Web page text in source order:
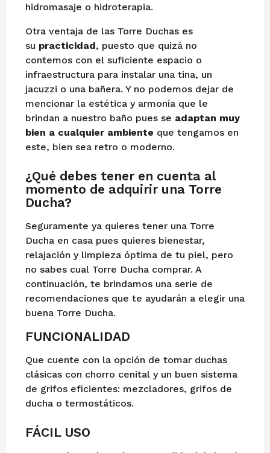
hidromasaje o hidroterapia.
Otra ventaja de las Torre Duchas es
su practicidad, puesto que quizá no
contemos con el suficiente espacio o
infraestructura para instalar una tina, un
jacuzzi o una bañera. Y no podemos dejar de
mencionar la estética y armonía que le
brindan a nuestro baño pues se adaptan muy
bien a cualquier ambiente que tengamos en
este, bien sea retro o moderno.
¿Qué debes tener en cuenta al
momento de adquirir una Torre
Ducha?
Seguramente ya quieres tener una Torre
Ducha en casa pues quieres bienestar,
relajación y limpieza óptima de tu piel, pero
no sabes cual Torre Ducha comprar. A
continuación, te brindamos una serie de
recomendaciones que te ayudarán a elegir una
buena Torre Ducha.
FUNCIONALIDAD
Que cuente con la opción de tomar duchas
clásicas con chorro cenital y un buen sistema
de grifos eficientes: mezcladores, grifos de
ducha o termostáticos.
FÁCIL USO